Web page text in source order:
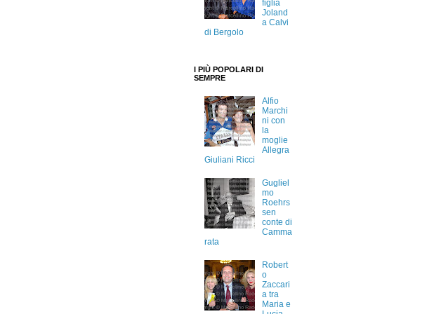
figlia
Joland
a Calvi
di Bergolo
I PIÙ POPOLARI DI
SEMPRE
Alfio
Marchi
ni con
la
moglie
Allegra
Giuliani Ricci
Gugliel
mo
Roehrs
sen
conte di
Camma
rata
Robert
o
Zaccari
a tra
Maria e